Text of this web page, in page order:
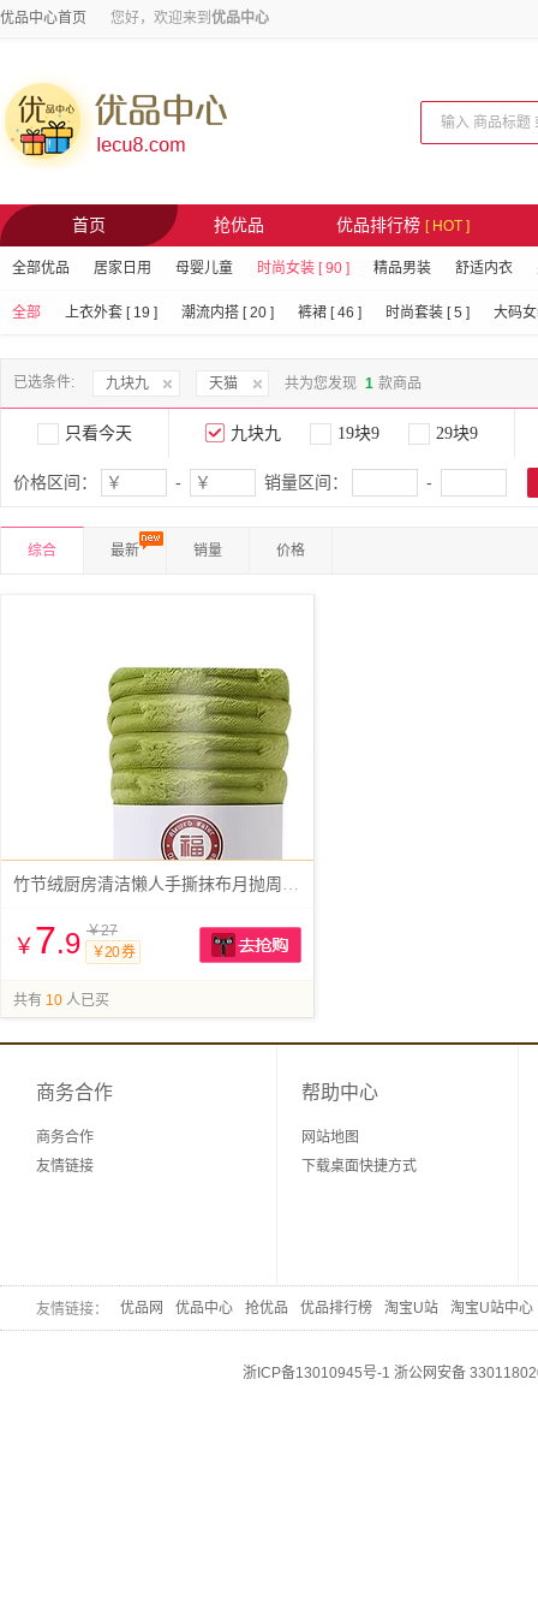
优品中心首页 您好，欢迎来到 优品中心
首页 抢优品 优品排行榜 [ HOT ]
全部优品 居家日用 母婴儿童 时尚女装 [ 90 ] 精品男装 舒适内衣
全部 上衣外套 [ 19 ] 潮流内搭 [ 20 ] 裤裙 [ 46 ] 时尚套装 [ 5 ] 大码
已选条件: 九块九 天猫 共为您发现 1 款商品
只看今天 九块九 19块9 29块9
价格区间： - 销量区间： -
综合 最新 销量 价格
竹节绒厨房清洁懒人手撕抹布月抛周抛强吸水
￥ 7.9 ￥27
￥20 券
共有 10 人已买
商务合作
商务合作
友情链接
帮助中心
网站地图
下载桌面快捷方式
友情链接： 优品网 优品中心 抢优品 优品排行榜 淘宝U站 淘宝U站中心
浙ICP备13010945号-1 浙公网安备